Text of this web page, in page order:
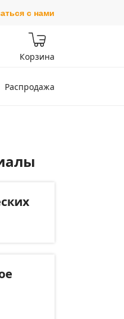
с нами
Корзина
Распродажа